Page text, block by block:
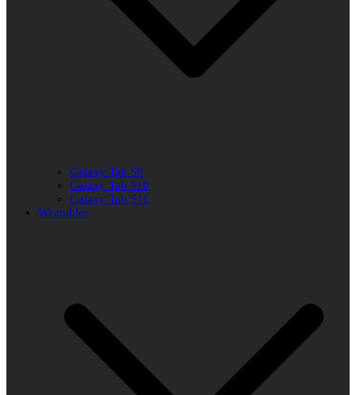
Galaxy Tab S9
Galaxy Tab S10
Galaxy Tab S11
Wearables